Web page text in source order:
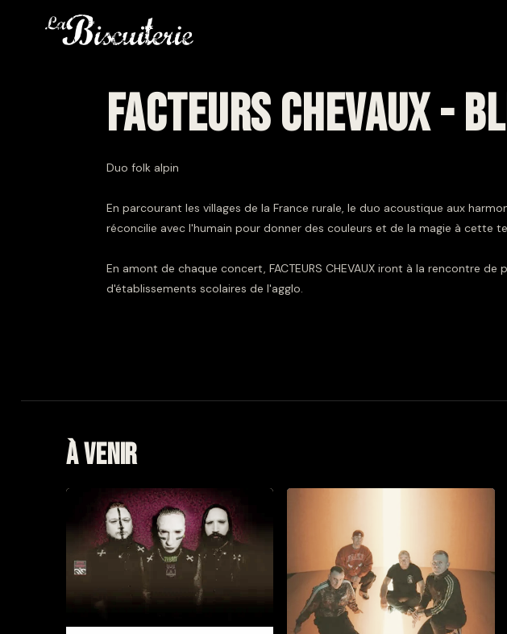
FACTEURS CHEVAUX -
Duo folk alpin
En parcourant les villages de la France rurale, le duo acoustique aux
réconcilie avec l'humain pour donner des couleurs et de la magie à cette
En amont de chaque concert, FACTEURS CHEVAUX iront à la rencontre de
d'établissements scolaires de l'agglo.
À venir